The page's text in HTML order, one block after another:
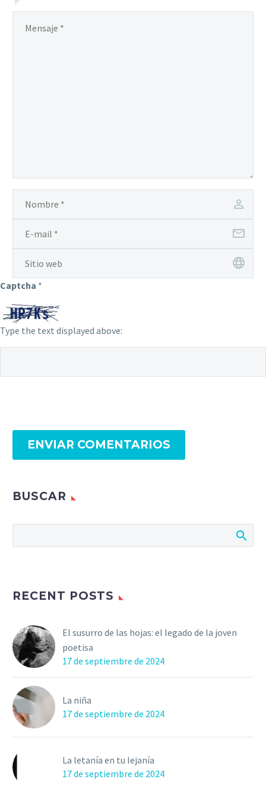
Captcha *
Type the text displayed above:
ENVIAR COMENTARIOS
BUSCAR
RECENT POSTS
El susurro de las hojas: el legado de la joven
poetisa
17 de septiembre de 2024
La niña
17 de septiembre de 2024
La letanía en tu lejanía
17 de septiembre de 2024